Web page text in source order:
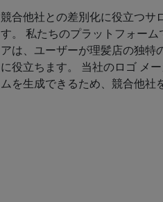
競合他社との差別化に役立つサ
す。 私たちのプラットフォー
アは、ユーザーが理髪店の独特
に役立ちます。 当社のロゴ メ
ムを生成できるため、競合他社